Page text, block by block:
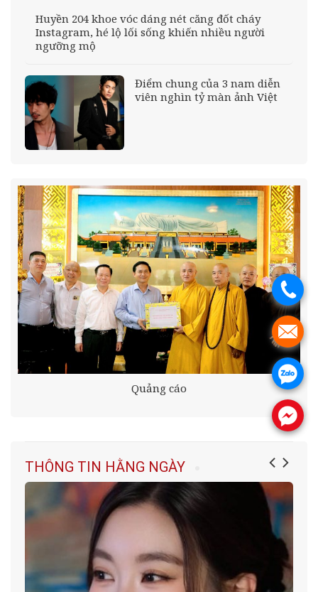
Huyền 204 khoe vóc dáng nét căng đốt cháy
Instagram, hé lộ lối sống khiến nhiều người
ngưỡng mộ
Điểm chung của 3 nam diễn
viên nghìn tỷ màn ảnh Việt
Quảng cáo
THÔNG TIN HẰNG NGÀY
.
.
.
.